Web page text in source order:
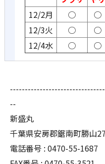
12/2月
○ ○
12/3火
○ ○
12/4水
○ ○
--
新盛丸
千葉県安房郡鋸南町勝山
電話番号 : 0470-55-1687